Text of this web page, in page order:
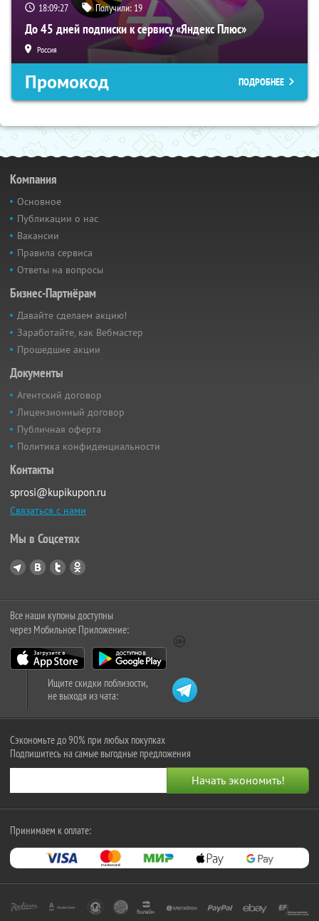
18:09:26 Получили: 19
До 45 дней подписки к сервису «Яндекс Плюс»
Россия
Промокод ПОДРОБНЕЕ
Компания
Основное
Публикации о нас
Вакансии
Правила сервиса
Ответы на вопросы
Бизнес-Партнёрам
Давайте сделаем акцию!
Заработайте, как Вебмастер
Прошедшие акции
Документы
Агентский договор
Лицензионный договор
Публичная оферта
Политика конфиденциальности
Контакты
sprosi@kupikupon.ru
Связаться с нами
Мы в Соцсетях
Все наши купоны доступны
через Мобильное Приложение:
Ищите скидки поблизости,
не выходя из чата:
Сэкономьте до 90% при любых покупках
Подпишитесь на самые выгодные предложения
Принимаем к оплате: